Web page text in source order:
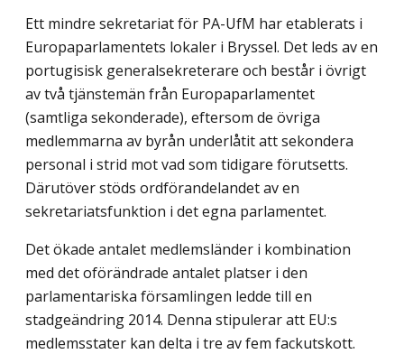
Ett mindre sekretariat för PA-UfM har etablerats i
Europaparlamentets lokaler i Bryssel. Det leds av en
portugisisk generalsekreterare och består i övrigt
av två tjänstemän från Europaparlamentet
(samtliga sekonderade), eftersom de övriga
medlemmarna av byrån underlåtit att sekondera
personal i strid mot vad som tidigare förutsetts.
Därutöver stöds ordförandelandet av en
sekretariatsfunktion i det egna parlamentet.
Det ökade antalet medlemsländer i kombination
med det oförändrade antalet platser i den
parlamentariska församlingen ledde till en
stadgeändring 2014. Denna stipulerar att EU:s
medlemsstater kan delta i tre av fem fackutskott.